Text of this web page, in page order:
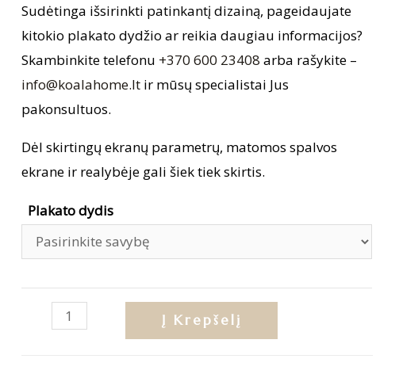
Sudėtinga išsirinkti patinkantį dizainą, pageidaujate
kitokio plakato dydžio ar reikia daugiau informacijos?
Skambinkite telefonu +370 600 23408 arba rašykite –
info@koalahome.lt ir mūsų specialistai Jus
pakonsultuos.
Dėl skirtingų ekranų parametrų, matomos spalvos
ekrane ir realybėje gali šiek tiek skirtis.
Plakato dydis
produkto
Į Krepšelį